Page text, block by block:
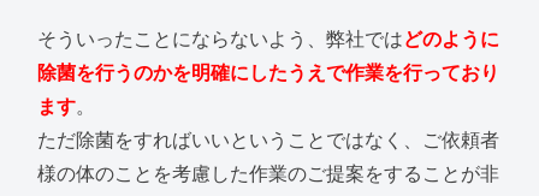
そういったことにならないよう、弊社ではどのように
除菌を行うのかを明確にしたうえで作業を行っており
ます。
ただ除菌をすればいいということではなく、ご依頼者
様の体のことを考慮した作業のご提案をすることが非